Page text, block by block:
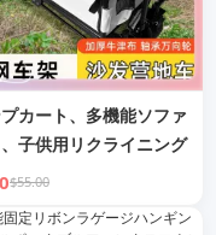
カート、多機能ソファ
子供用リクライニング
$55.00